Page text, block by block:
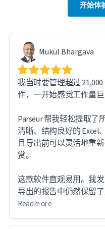
开始体
Mukul Bhargava
我当时要管理超过
件，一开始感觉工作量巨
Parseur 帮我轻松提取了
清晰、结构良好的 Excel
且导出前可以灵活地重
赏。
这款软件直观易用。我
导出的报告中仍然保留
便我在需要时查阅源文档
Read more